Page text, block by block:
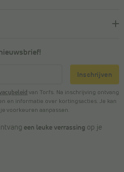
Inschrijven
van Torfs. Na inschrijving ontvang
en informatie over kortingsacties. Je kan
voorkeuren aanpassen.
een leuke verrassing op je